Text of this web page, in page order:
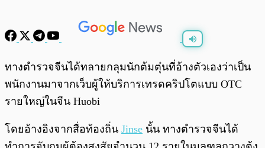
พร้อมเล่น 0:00 0:00
ทางตำรวจจีนได้ทลายกลุมนักต้มตุ๋นที่อ้างตัวเองว่าเป็น
พนักงานมาจากเว็บผู้ให้บริการเทรดคริปโตแบบ OTC
รายใหญ่ในจีน Huobi
โดยอ้างอิงจากสื่อท้องถิ่น Jinse นั้น ทางตำรวจจีนได้